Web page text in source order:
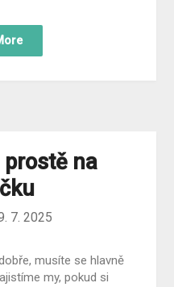
prostě na
7. 2025
musíte se hlavně
my, pokud si